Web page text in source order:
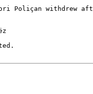
Poliçan withdrew